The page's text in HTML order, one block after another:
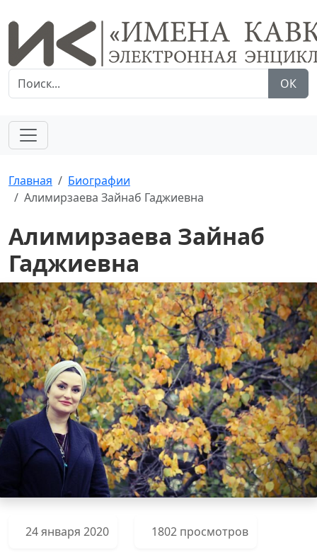
ОК
Главная
Биографии
Алимирзаева Зайнаб Гаджиевна
Алимирзаева Зайнаб
Гаджиевна
24 января 2020 1802 просмотров